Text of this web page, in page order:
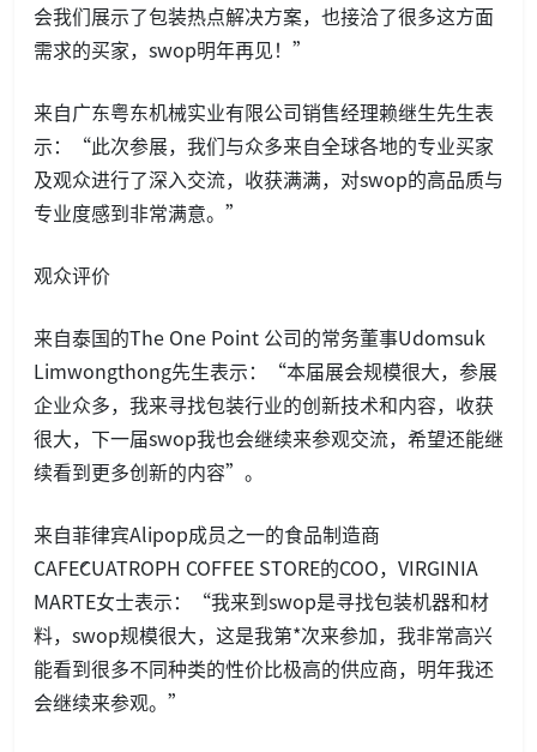
会我们展示了包装热点解决方案，也接洽了很多这方面
需求的买家，swop明年再见！”
来自广东粤东机械实业有限公司销售经理赖继生先生表
示：“此次参展，我们与众多来自全球各地的专业买家
及观众进行了深入交流，收获满满，对swop的高品质与
专业度感到非常满意。”
观众评价
来自泰国的The One Point 公司的常务董事Udomsuk
Limwongthong先生表示：“本届展会规模很大，参展
企业众多，我来寻找包装行业的创新技术和内容，收获
很大，下一届swop我也会继续来参观交流，希望还能继
续看到更多创新的内容”。
来自菲律宾Alipop成员之一的食品制造商
CAFÉCUATROPH COFFEE STORE的COO，VIRGINIA
MARTE女士表示：“我来到swop是寻找包装机器和材
料，swop规模很大，这是我第*次来参加，我非常高兴
能看到很多不同种类的性价比极高的供应商，明年我还
会继续来参观。”